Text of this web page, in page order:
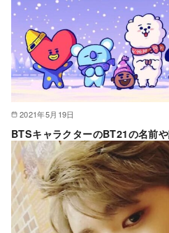
2021年5月19日
BTSキャラクターのBT21の名前